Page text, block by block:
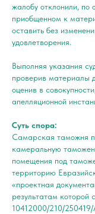
жалобу отклонили, по
приобщенном к
оставить без
удовлетворения.
Выполняя указания
проверив материалы
оценив в
апелляционной
Суть спора:
Самарская таможня
камеральную
помещения под
территорию
«проектная
результатам
10412000/210/